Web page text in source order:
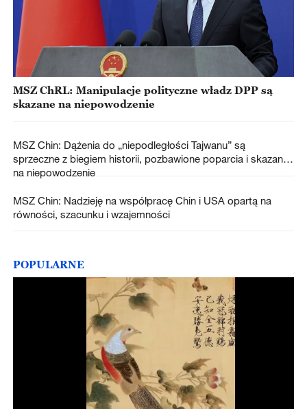
MSZ ChRL: Manipulacje polityczne władz DPP są
skazane na niepowodzenie
MSZ Chin: Dążenia do „niepodległości Tajwanu” są
sprzeczne z biegiem historii, pozbawione poparcia i skazane
na niepowodzenie
MSZ Chin: Nadzieję na współpracę Chin i USA opartą na
równości, szacunku i wzajemności
POPULARNE